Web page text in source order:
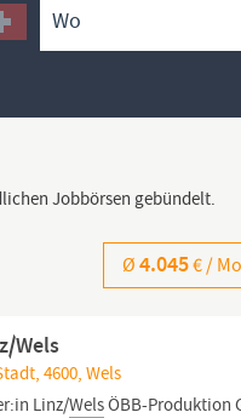
Jobbörsen gebündelt.
Ø4.045€ /
Wels
4600, Wels
Linz/WelsÖBB-Produktion